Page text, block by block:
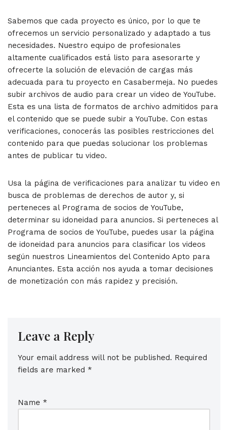
Sabemos que cada proyecto es único, por lo que te
ofrecemos un servicio personalizado y adaptado a tus
necesidades. Nuestro equipo de profesionales
altamente cualificados está listo para asesorarte y
ofrecerte la solución de elevación de cargas más
adecuada para tu proyecto en Casabermeja. No puedes
subir archivos de audio para crear un video de YouTube.
Esta es una lista de formatos de archivo admitidos para
el contenido que se puede subir a YouTube. Con estas
verificaciones, conocerás las posibles restricciones del
contenido para que puedas solucionar los problemas
antes de publicar tu video.
Usa la página de verificaciones para analizar tu video en
busca de problemas de derechos de autor y, si
perteneces al Programa de socios de YouTube,
determinar su idoneidad para anuncios. Si perteneces al
Programa de socios de YouTube, puedes usar la página
de idoneidad para anuncios para clasificar los videos
según nuestros Lineamientos del Contenido Apto para
Anunciantes. Esta acción nos ayuda a tomar decisiones
de monetización con más rapidez y precisión.
Leave a Reply
Your email address will not be published. Required
fields are marked *
Name *